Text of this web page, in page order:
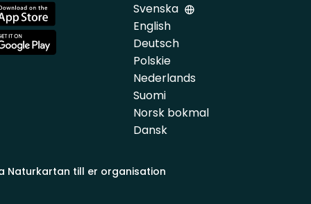
Svenska
English
Deutsch
Polskie
Nederlands
Suomi
Norsk bokmal
Dansk
Naturkartan till er organisation